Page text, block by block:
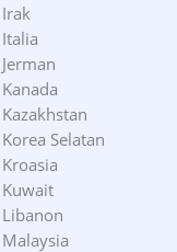
Selatan